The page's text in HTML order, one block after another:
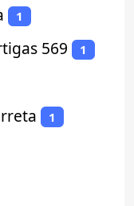
1
569 1
1